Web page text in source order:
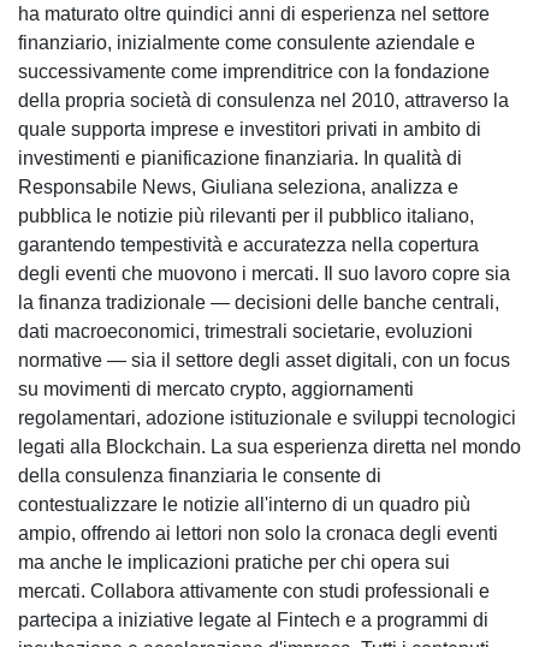
ha maturato oltre quindici anni di esperienza nel settore
finanziario, inizialmente come consulente aziendale e
successivamente come imprenditrice con la fondazione
della propria società di consulenza nel 2010, attraverso la
quale supporta imprese e investitori privati in ambito di
investimenti e pianificazione finanziaria. In qualità di
Responsabile News, Giuliana seleziona, analizza e
pubblica le notizie più rilevanti per il pubblico italiano,
garantendo tempestività e accuratezza nella copertura
degli eventi che muovono i mercati. Il suo lavoro copre sia
la finanza tradizionale — decisioni delle banche centrali,
dati macroeconomici, trimestrali societarie, evoluzioni
normative — sia il settore degli asset digitali, con un focus
su movimenti di mercato crypto, aggiornamenti
regolamentari, adozione istituzionale e sviluppi tecnologici
legati alla Blockchain. La sua esperienza diretta nel mondo
della consulenza finanziaria le consente di
contestualizzare le notizie all'interno di un quadro più
ampio, offrendo ai lettori non solo la cronaca degli eventi
ma anche le implicazioni pratiche per chi opera sui
mercati. Collabora attivamente con studi professionali e
partecipa a iniziative legate al Fintech e a programmi di